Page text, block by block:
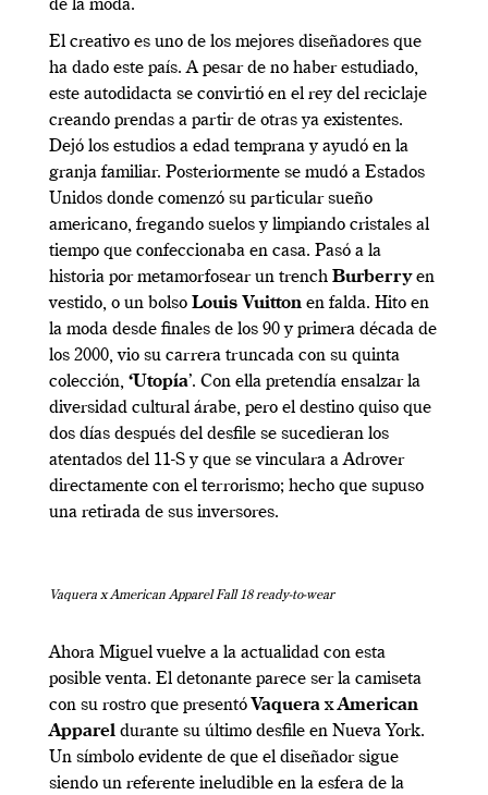
de la moda.
El creativo es uno de los mejores diseñadores que
ha dado este país. A pesar de no haber estudiado,
este autodidacta se convirtió en el rey del reciclaje
creando prendas a partir de otras ya existentes.
Dejó los estudios a edad temprana y ayudó en la
granja familiar. Posteriormente se mudó a Estados
Unidos donde comenzó su particular sueño
americano, fregando suelos y limpiando cristales al
tiempo que confeccionaba en casa. Pasó a la
historia por metamorfosear un trench Burberryen
vestido, o un bolso Louis Vuitton en falda. Hito en
la moda desde finales de los 90 y primera década de
los 2000, vio su carrera truncada con su quinta
colección, ‘Utopía’. Con ella pretendía ensalzar la
diversidad cultural árabe, pero el destino quiso que
dos días después del desfile se sucedieran los
atentados del 11-S y que se vinculara a Adrover
directamente con el terrorismo; hecho que supuso
una retirada de sus inversores.
Vaquera x American Apparel Fall 18 ready-to-wear
Ahora Miguel vuelve a la actualidad con esta
posible venta. El detonante parece ser la camiseta
con su rostro que presentó VaqueraxAmerican
Apparel durante su último desfile en Nueva York.
Un símbolo evidente de que el diseñador sigue
siendo un referente ineludible en la esfera de la